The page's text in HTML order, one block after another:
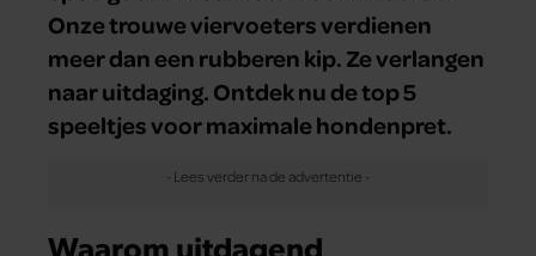
Onze trouwe viervoeters verdienen
meer dan een rubberen kip. Ze verlangen
naar uitdaging. Ontdek nu de top 5
speeltjes voor maximale hondenpret.
Waarom uitdagend